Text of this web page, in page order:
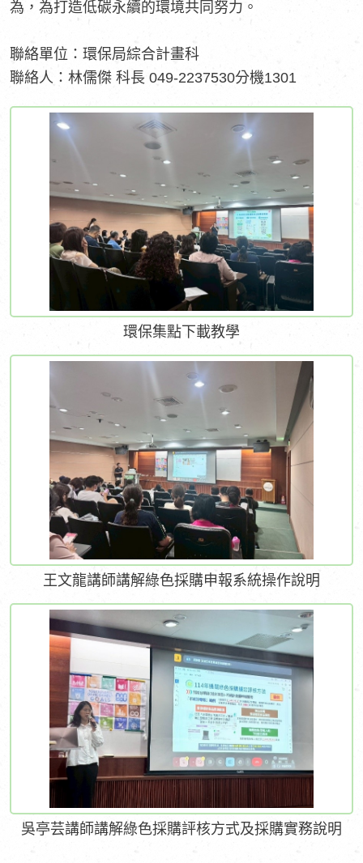
為，為打造低碳永續的環境共同努力。
聯絡單位：環保局綜合計畫科
聯絡人：林儒傑 科長 049-2237530分機1301
環保集點下載教學
王文龍講師講解綠色採購申報系統操作說明
吳亭芸講師講解綠色採購評核方式及採購實務說明